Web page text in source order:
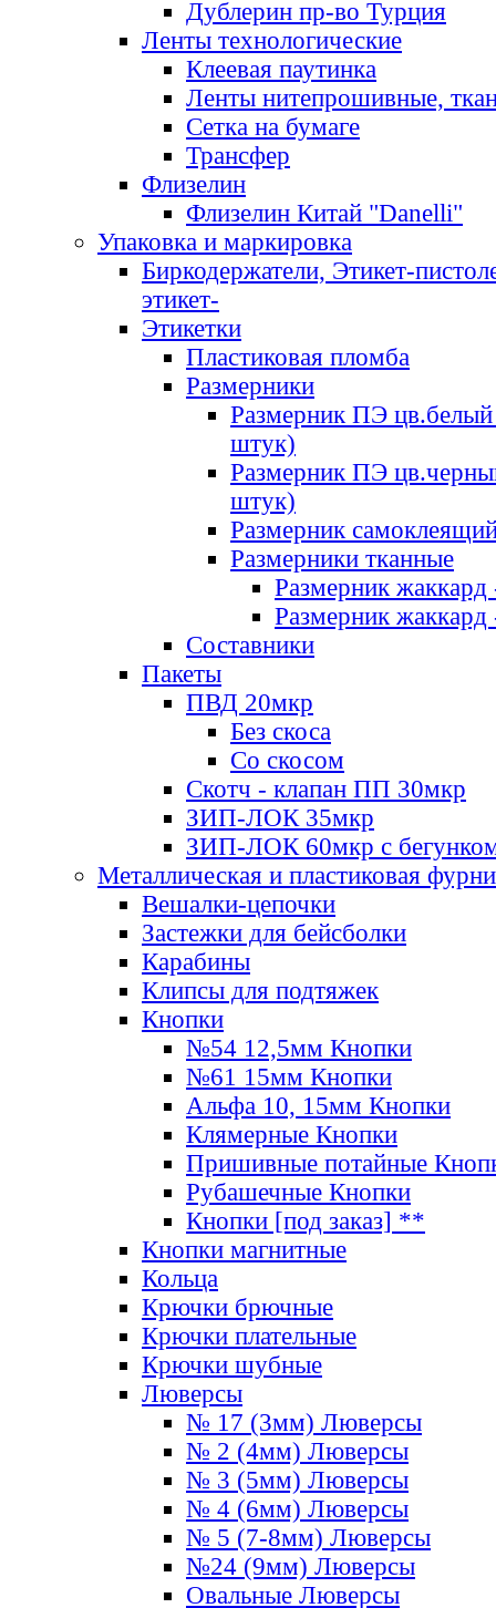
Дублерин пр-во Турция
Ленты технологические
Клеевая паутинка
Ленты нитепрошивные,
Сетка на бумаге
Трансфер
Флизелин
Флизелин Китай "Danelli"
Упаковка и маркировка
Биркодержатели, Этикет-
этикет-
Этикетки
Пластиковая пломба
Размерники
Размерник ПЭ цв.белый
штук)
Размерник ПЭ
штук)
Размерник
Размерники тканные
Размерник
Размерник
Составники
Пакеты
ПВД 20мкр
Без скоса
Со скосом
Скотч - клапан ПП 30мкр
ЗИП-ЛОК 35мкр
ЗИП-ЛОК 60мкр с
Металлическая и пластиковая
Вешалки-цепочки
Застежки для бейсболки
Карабины
Клипсы для подтяжек
Кнопки
№54 12,5мм Кнопки
№61 15мм Кнопки
Альфа 10, 15мм Кнопки
Клямерные Кнопки
Пришивные потайные
Рубашечные Кнопки
Кнопки [под заказ] **
Кнопки магнитные
Кольца
Крючки брючные
Крючки плательные
Крючки шубные
Люверсы
№ 17 (3мм) Люверсы
№ 2 (4мм) Люверсы
№ 3 (5мм) Люверсы
№ 4 (6мм) Люверсы
№ 5 (7-8мм) Люверсы
№24 (9мм) Люверсы
Овальные Люверсы